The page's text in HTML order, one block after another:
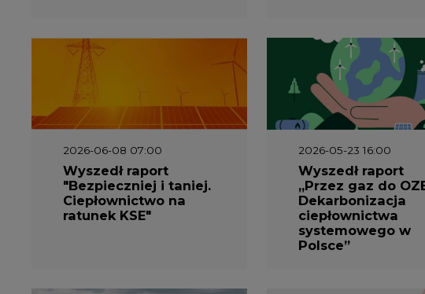
2026-06-08 07:00
Wyszedł raport
"Bezpieczniej i taniej.
Ciepłownictwo na
ratunek KSE"
2026-05-23 16:00
Wyszedł raport
„Przez gaz do OZE.
Dekarbonizacja
ciepłownictwa
systemowego w
Polsce”